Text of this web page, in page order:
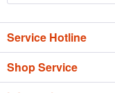
Service Hotline
Shop Service